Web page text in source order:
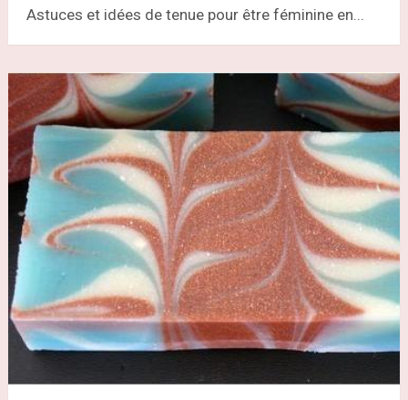
Astuces et idées de tenue pour être féminine en...